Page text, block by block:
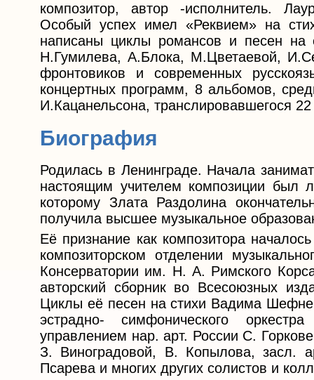
композитор, автор -исполнитель.
Особый успех имел «Реквием» на
написаны циклы романсов и песен на
Н.Гумилева, А.Блока, М.Цветаевой,
фронтовиков и современных
концертных программ, 8 альбомов,
И.Кацанельсона, транслировавшегося
Биография
Родилась в Ленинграде. Начала
настоящим учителем композиции был
которому Злата Раздолина
получила высшее музыкальное
Её признание как композитора
композиторском отделении
Консерватории им. Н. А. Римского
авторский сборник во Всесоюзных
Циклы её песен на стихи Вадима
эстрадно- симфонического
управлением нар. арт. России С.
З. Виноградовой, В. Копылова, засл.
Псарева и многих других солистов и